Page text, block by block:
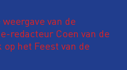
van de
redacteur Coen van de
het Feest van de